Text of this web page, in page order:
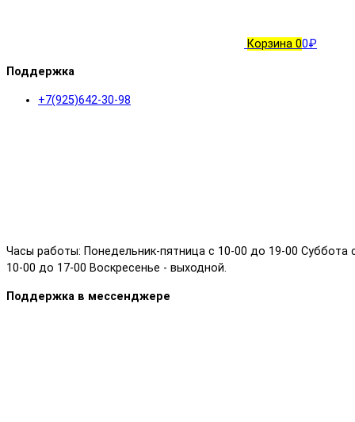
Корзина 00₽
Поддержка
+7(925)642-30-98
Часы работы: Понедельник-пятница с 10-00 до 19-00 Суббота
10-00 до 17-00 Воскресенье - выходной.
Поддержка в мессенджере